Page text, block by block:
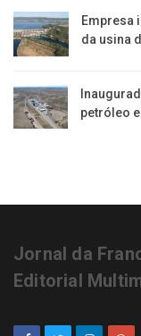
Empresa
da usina
petróleo
Jornal da
Editorial